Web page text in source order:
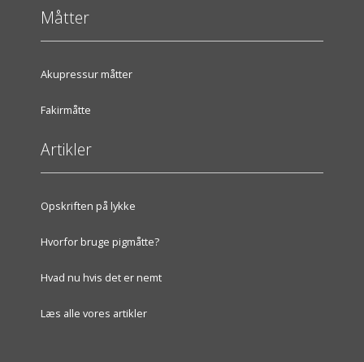
Måtter
Akupressur måtter
Fakirmåtte
Artikler
Opskriften på lykke
Hvorfor bruge pigmåtte?
Hvad nu hvis det er nemt
Læs alle vores artikler